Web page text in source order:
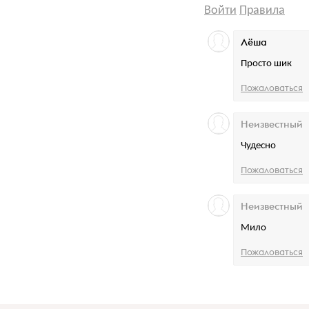
Войти Правила
Просто шик
Лёша
Пожаловаться
Чудесно
Неизвестный
Пожаловаться
Мило
Неизвестный
Пожаловаться